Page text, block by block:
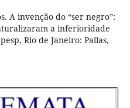
A invenção do “ser negro”:
a inferioridade
Rio de Janeiro: Pallas,